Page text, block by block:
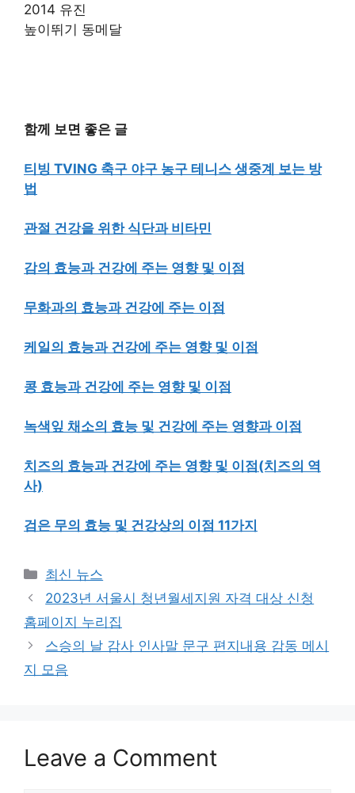
2014 유진
높이뛰기 동메달
함께 보면 좋은 글
티빙 TVING 축구 야구 농구 테니스 생중계 보는 방
법
관절 건강을 위한 식단과 비타민
감의 효능과 건강에 주는 영향 및 이점
무화과의 효능과 건강에 주는 이점
케일의 효능과 건강에 주는 영향 및 이점
콩 효능과 건강에 주는 영향 및 이점
녹색잎 채소의 효능 및 건강에 주는 영향과 이점
치즈의 효능과 건강에 주는 영향 및 이점(치즈의 역
사)
검은 무의 효능 및 건강상의 이점 11가지
Categories
최신 뉴스
Post
navigation
2023년 서울시 청년월세지원 자격 대상 신청
홈페이지 누리집
스승의 날 감사 인사말 문구 편지내용 감동 메시
지 모음
Leave a Comment